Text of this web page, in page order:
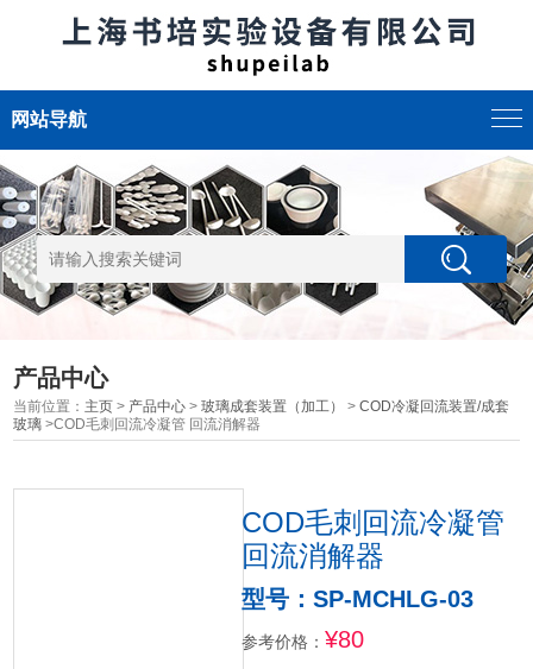
网站导航
产品中心
当前位置： 主页 > 产品中心 >玻璃成套装置（加工） >COD冷凝回流装置/成套
玻璃 >COD毛刺回流冷凝管 回流消解器
COD毛刺回流冷凝管
回流消解器
型号：SP-MCHLG-03
参考价格： ¥80